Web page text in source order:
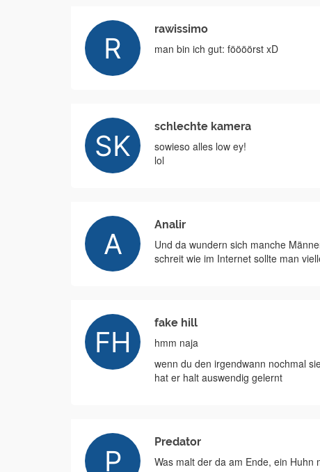
rawissimo
man bin ich gut: föööörst xD
schlechte kamera
sowieso alles low ey!
lol
Analir
Und da wundern sich manche
schreit wie im Internet sollte man
fake hill
hmm naja
wenn du den irgendwann nochmal
hat er halt auswendig gelernt
Predator
Was malt der da am Ende, ein Huhn